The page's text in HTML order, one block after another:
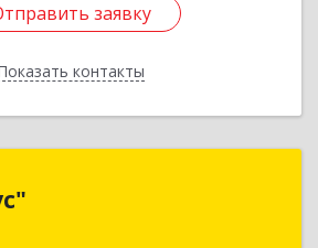
заявку
контакты
заявку
Назад
Респ, Якутск г, Ленина пр-